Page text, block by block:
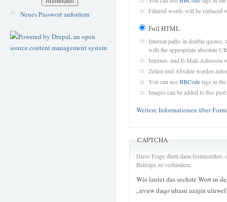
Neues Passwort anfordern
Filtered words will be replaced
Full HTML
Internal paths in double quotes,
with the appropriate absolute
Internet- und E-Mail-Adressen
Zeilen und Absätze werden
You can useBBCodetags in
Images can be added to this post.
Weitere Informationen über
CAPTCHA
Diese Frage dient dazu
Beiträge zu verhindern.
Wie lautet das sechste Wort in
„uvuw daqo uhasu azajin